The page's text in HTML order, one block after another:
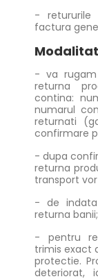
- retururile
factura
- va
returna
contina:
numarul
returnati
confirmare
- dupa
returna
transport
- de
returna banii;
- pentru
trimis exact
protectie.
deteriorat,